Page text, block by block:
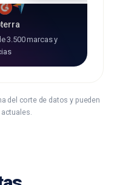
3.500 marcas y
del corte de datos y pueden